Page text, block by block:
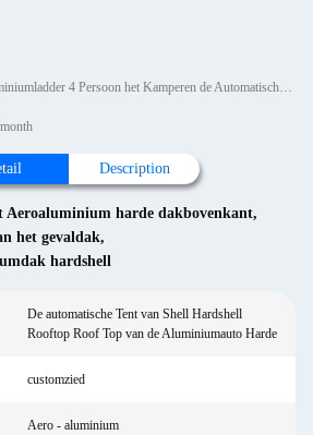
Verpakking Details: Vrije Aluminiumladder 4 Persoon het Kamperen de Automatische Tent van Shell Hardshell Rooftop Roof T
Description
Aeroaluminium harde dakbovenkant,
het gevaldak,
hardshell
De automatische Tent van Shell Hardshell
Rooftop Roof Top van de Aluminiumauto Harde
customzied
Aero - aluminium